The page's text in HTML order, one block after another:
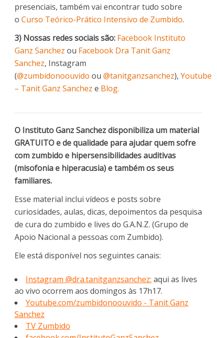
presenciais, também vai encontrar tudo sobre
o Curso Teórico-Prático Intensivo de Zumbido.
3) Nossas redes sociais são: Facebook Instituto
Ganz Sanchez ou Facebook Dra Tanit Ganz
Sanchez, Instagram
(@zumbidonoouvido ou @tanitganzsanchez), Youtube
– Tanit Ganz Sanchez e Blog.
O Instituto Ganz Sanchez disponibiliza um material
GRATUITO e de qualidade para ajudar quem sofre
com zumbido e hipersensibilidades auditivas
(misofonia e hiperacusia) e também os seus
familiares.
Esse material inclui vídeos e posts sobre
curiosidades, aulas, dicas, depoimentos da pesquisa
de cura do zumbido e lives do G.A.N.Z. (Grupo de
Apoio Nacional a pessoas com Zumbido).
Ele está disponível nos seguintes canais:
Instagram @dra.tanitganzsanchez: aqui as lives
ao vivo ocorrem aos domingos às 17h17.
Youtube.com/zumbidonoouvido - Tanit Ganz
Sanchez
TV Zumbido